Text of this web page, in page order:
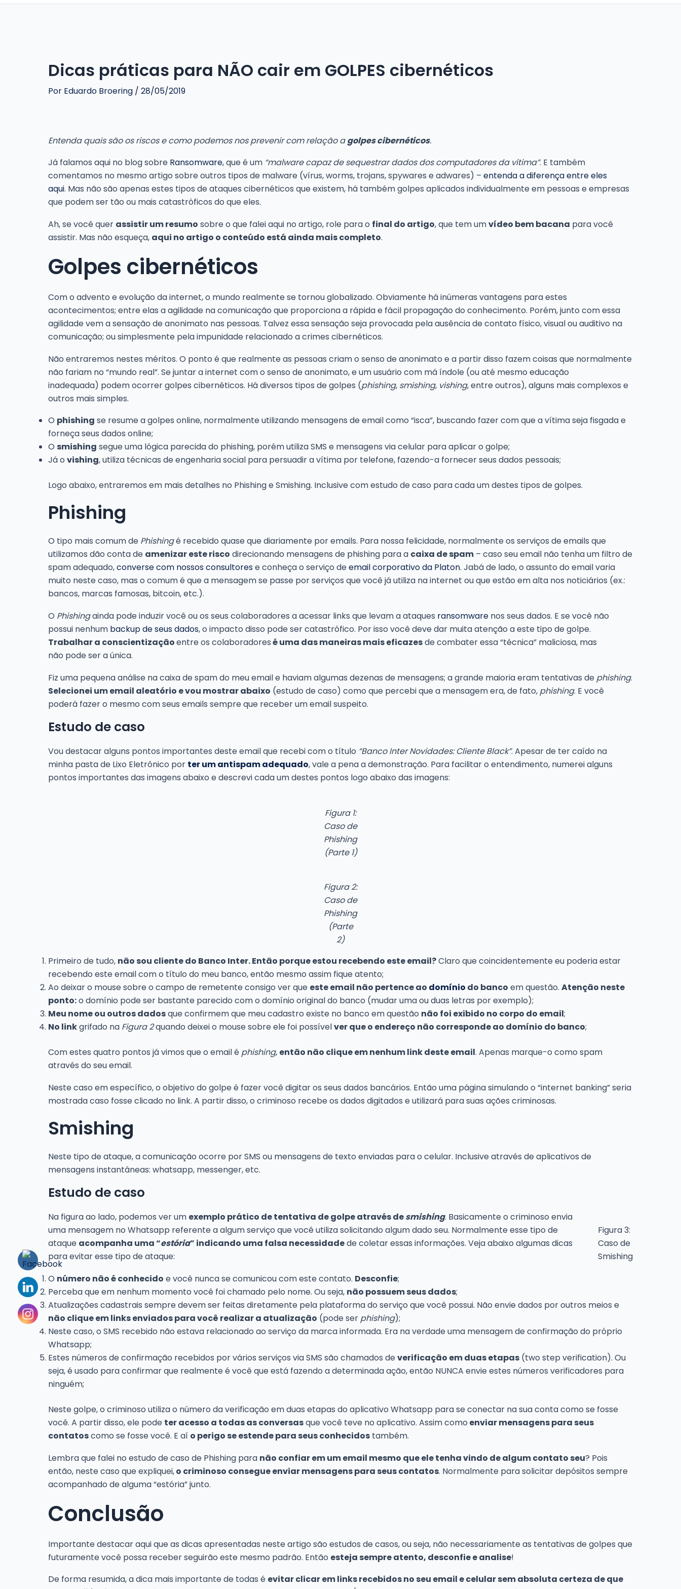
Dicas práticas para NÃO cair em GOLPES cibernéticos
Por Eduardo Broering / 28/05/2019
Entenda quais são os riscos e como podemos nos prevenir com relação agolpes cibernéticos.
Já falamos aqui no blog sobre Ransomware, que é um “malware capaz de sequestrar dados dos computadores da vítima”. E também
comentamos no mesmo artigo sobre outros tipos de malware (vírus, worms, trojans, spywares e adwares) – entenda a diferença entre eles
aqui. Mas não são apenas estes tipos de ataques cibernéticos que existem, há também golpes aplicados individualmente em pessoas e empresas
que podem ser tão ou mais catastróficos do que eles.
Ah, se você quer assistir um resumo sobre o que falei aqui no artigo, role para o final do artigo, que tem umvídeo bem bacana para você
assistir. Mas não esqueça, aqui no artigo o conteúdo está ainda mais completo.
Golpes cibernéticos
Com o advento e evolução da internet, o mundo realmente se tornou globalizado. Obviamente há inúmeras vantagens para estes
acontecimentos; entre elas a agilidade na comunicação que proporciona a rápida e fácil propagação do conhecimento. Porém, junto com essa
agilidade vem a sensação de anonimato nas pessoas. Talvez essa sensação seja provocada pela ausência de contato físico, visual ou auditivo na
comunicação; ou simplesmente pela impunidade relacionado a crimes cibernéticos.
Não entraremos nestes méritos. O ponto é que realmente as pessoas criam o senso de anonimato e a partir disso fazem coisas que normalmente
não fariam no “mundo real”. Se juntar a internet com o senso de anonimato, e um usuário com má índole (ou até mesmo educação
inadequada) podem ocorrer golpes cibernéticos. Há diversos tipos de golpes (phishing, smishing, vishing, entre outros), alguns mais complexos e
outros mais simples.
O phishing se resume a golpes online, normalmente utilizando mensagens de email como “isca”, buscando fazer com que a vítima seja fisgada e
forneça seus dados online;
O smishing segue uma lógica parecida do phishing, porém utiliza SMS e mensagens via celular para aplicar o golpe;
Já o vishing, utiliza técnicas de engenharia social para persuadir a vítima por telefone, fazendo-a fornecer seus dados pessoais;
Logo abaixo, entraremos em mais detalhes no Phishing e Smishing. Inclusive com estudo de caso para cada um destes tipos de golpes.
Phishing
O tipo mais comum de Phishingé recebido quase que diariamente por emails. Para nossa felicidade, normalmente os serviços de emails que
utilizamos dão conta de amenizar este risco direcionando mensagens de phishing para a caixa de spam – caso seu email não tenha um filtro de
spam adequado,converse com nossos consultorese conheça o serviço deemail corporativo da Platon. Jabá de lado, o assunto do email varia
muito neste caso, mas o comum é que a mensagem se passe por serviços que você já utiliza na internet ou que estão em alta nos noticiários (ex.:
bancos, marcas famosas, bitcoin, etc.).
O Phishingainda pode induzir você ou os seus colaboradores a acessar links que levam a ataques ransomware nos seus dados. E se você não
possui nenhum backup de seus dados, o impacto disso pode ser catastrófico. Por isso você deve dar muita atenção a este tipo de golpe.
Trabalhar a conscientizaçãoentre os colaboradoresé uma das maneiras mais eficazesde combater essa “técnica” maliciosa, mas
não pode ser a única.
Fiz uma pequena análise na caixa de spam do meu email e haviam algumas dezenas de mensagens; a grande maioria eram tentativas de phishing.
Selecionei um email aleatório e vou mostrar abaixo (estudo de caso) como que percebi que a mensagem era, de fato, phishing. E você
poderá fazer o mesmo com seus emails sempre que receber um email suspeito.
Estudo de caso
Vou destacar alguns pontos importantes deste email que recebi com o título “Banco Inter Novidades: Cliente Black”. Apesar de ter caído na
minha pasta de Lixo Eletrônico por ter um antispam adequado, vale a pena a demonstração. Para facilitar o entendimento, numerei alguns
pontos importantes das imagens abaixo e descrevi cada um destes pontos logo abaixo das imagens:
Figura 1:
Caso de
Phishing
(Parte 1)
Figura 2:
Caso de
Phishing
(Parte
2)
Primeiro de tudo, não sou cliente do Banco Inter. Então porque estou recebendo este email?Claro que coincidentemente eu poderia estar
recebendo este email com o título do meu banco, então mesmo assim fique atento;
Ao deixar o mouse sobre o campo de remetente consigo ver que este email não pertence ao domínio do banco em questão. Atenção neste
ponto:o domínio pode ser bastante parecido com o domínio original do banco (mudar uma ou duas letras por exemplo);
Meu nome ou outros dadosque confirmem que meu cadastro existe no banco em questão não foi exibido no corpo do email;
No linkgrifado na Figura 2quando deixei o mouse sobre ele foi possívelver que o endereço não corresponde ao domínio do banco;
Com estes quatro pontos já vimos que o email é phishing, então não clique em nenhum link deste email. Apenas marque-o como spam
através do seu email.
Neste caso em específico, o objetivo do golpe é fazer você digitar os seus dados bancários. Então uma página simulando o “internet banking” seria
mostrada caso fosse clicado no link. A partir disso, o criminoso recebe os dados digitados e utilizará para suas ações criminosas.
Smishing
Neste tipo de ataque, a comunicação ocorre por SMS ou mensagens de texto enviadas para o celular. Inclusive através de aplicativos de
mensagens instantâneas: whatsapp, messenger, etc.
Estudo de caso
Figura 3:
Caso de
Smishing
Na figura ao lado, podemos ver um exemplo prático de tentativa de golpe através desmishing. Basicamente o criminoso envia
uma mensagem no Whatsapp referente a algum serviço que você utiliza solicitando algum dado seu. Normalmente esse tipo de
ataque acompanha uma “estória” indicando uma falsa necessidadede coletar essas informações. Veja abaixo algumas dicas
para evitar esse tipo de ataque:
O número não é conhecido e você nunca se comunicou com este contato. Desconfie;
Perceba que em nenhum momento você foi chamado pelo nome. Ou seja, não possuem seus dados;
Atualizações cadastrais sempre devem ser feitas diretamente pela plataforma do serviço que você possui. Não envie dados por outros meios e
não clique em links enviados para você realizar a atualização (pode ser phishing);
Neste caso, o SMS recebido não estava relacionado ao serviço da marca informada. Era na verdade uma mensagem de confirmação do próprio
Whatsapp;
Estes números de confirmação recebidos por vários serviços via SMS são chamados deverificação em duas etapas (two step verification). Ou
seja, é usado para confirmar que realmente é você que está fazendo a determinada ação, então NUNCA envie estes números verificadores para
ninguém;
Neste golpe, o criminoso utiliza o número da verificação em duas etapas do aplicativo Whatsapp para se conectar na sua conta como se fosse
você. A partir disso, ele pode ter acesso a todas as conversasque você teve no aplicativo. Assim como enviar mensagens para seus
contatoscomo se fosse você. E aí o perigo se estende para seus conhecidos também.
Lembra que falei no estudo de caso de Phishing para não confiar em um email mesmo que ele tenha vindo de algum contato seu? Pois
então, neste caso que expliquei,o criminoso consegue enviar mensagens para seus contatos. Normalmente para solicitar depósitos sempre
acompanhado de alguma “estória” junto.
Conclusão
Importante destacar aqui que as dicas apresentadas neste artigo são estudos de casos, ou seja, não necessariamente as tentativas de golpes que
futuramente você possa receber seguirão este mesmo padrão. Então esteja sempre atento, desconfie e analise!
De forma resumida, a dica mais importante de todas é evitar clicar em links recebidos no seu email e celular sem absoluta certeza de que